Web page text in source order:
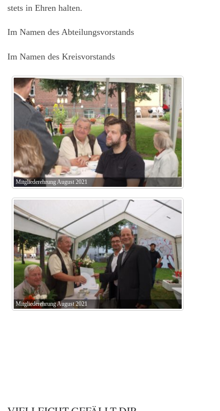
stets in Ehren halten.
Im Namen des Abteilungsvorstands
Im Namen des Kreisvorstands
Mitgliederehrung August 2021
Mitgliederehrung August 2021